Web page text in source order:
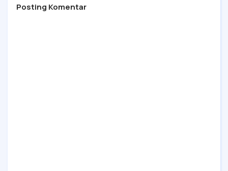
Posting Komentar